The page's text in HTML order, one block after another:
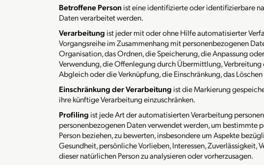
Betroffene Personist eine identifizierte oder identifizierbare
Daten verarbeitet werden.
Verarbeitung ist jeder mit oder ohne Hilfe automatisierter
Vorgangsreihe im Zusammenhang mit personenbezogenen
Organisation, das Ordnen, die Speicherung, die Anpassung
Verwendung, die Offenlegung durch Übermittlung,
Abgleich oder die Verknüpfung, die Einschränkung, das
Einschränkung der Verarbeitung ist die Markierung
ihre künftige Verarbeitung einzuschränken.
Profiling ist jede Art der automatisierten Verarbeitung
personenbezogenen Daten verwendet werden, um bestimmte
Person beziehen, zu bewerten, insbesondere um Aspekte
Gesundheit, persönliche Vorlieben, Interessen, Zuverlässigkeit,
dieser natürlichen Person zu analysieren oder vorherzusagen.